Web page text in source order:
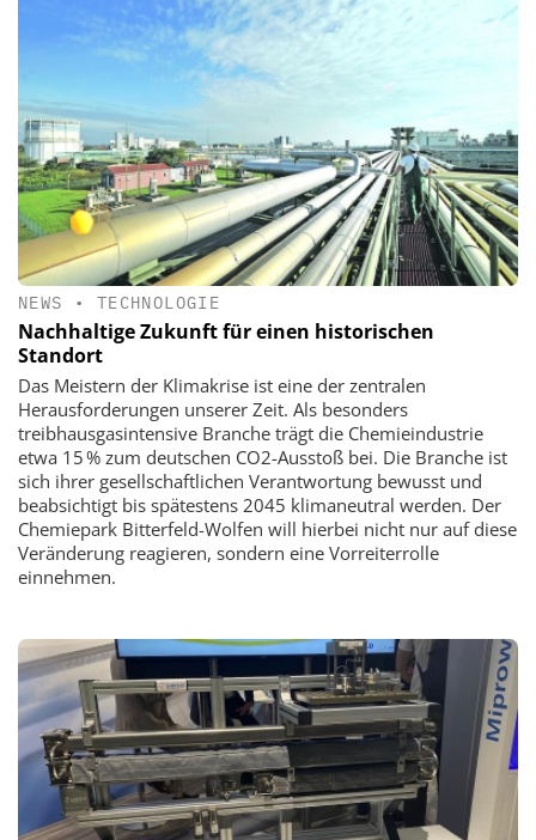
NEWS • TECHNOLOGIE
Nachhaltige Zukunft für einen historischen
Standort
Das Meistern der Klimakrise ist eine der zentralen
Herausforderungen unserer Zeit. Als besonders
treibhausgasintensive Branche trägt die Chemieindustrie
etwa 15 % zum deutschen CO2-Ausstoß bei. Die Branche ist
sich ihrer gesellschaftlichen Verantwortung bewusst und
beabsichtigt bis spätestens 2045 klimaneutral werden. Der
Chemiepark Bitterfeld-Wolfen will hierbei nicht nur auf diese
Veränderung reagieren, sondern eine Vorreiterrolle
einnehmen.